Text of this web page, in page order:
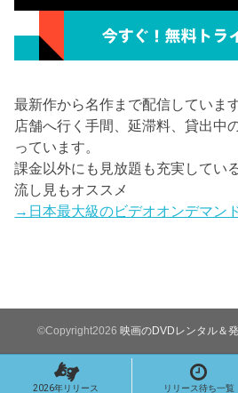
最新作から名作まで配信しています
店舗へ行く手間、延滞料、貸出中
っています。
課金以外にも見放題も充実してい
流し見もオススメ
→日本最大級のビデオオンデマン
©Copyright2026 映画のDVDレンタル＆